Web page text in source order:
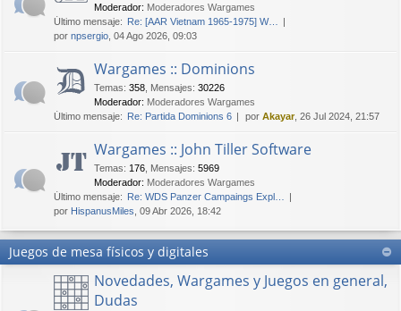
Moderador: Moderadores Wargames
Último mensaje: Re: [AAR Vietnam 1965-1975] W…
por npsergio , 04 Ago 2026, 09:03
Wargames :: Dominions
Temas: 358 Mensajes: 30226
Moderador: Moderadores Wargames
Último mensaje: Re: Partida Dominions 6 por Akayar, 26 Jul 2024, 21:57
Wargames :: John Tiller Software
Temas: 176 Mensajes: 5969
Moderador: Moderadores Wargames
Último mensaje: Re: WDS Panzer Campaings Expl…
por HispanusMiles , 09 Abr 2026, 18:42
Juegos de mesa físicos y digitales
Novedades, Wargames y Juegos en general,
Dudas